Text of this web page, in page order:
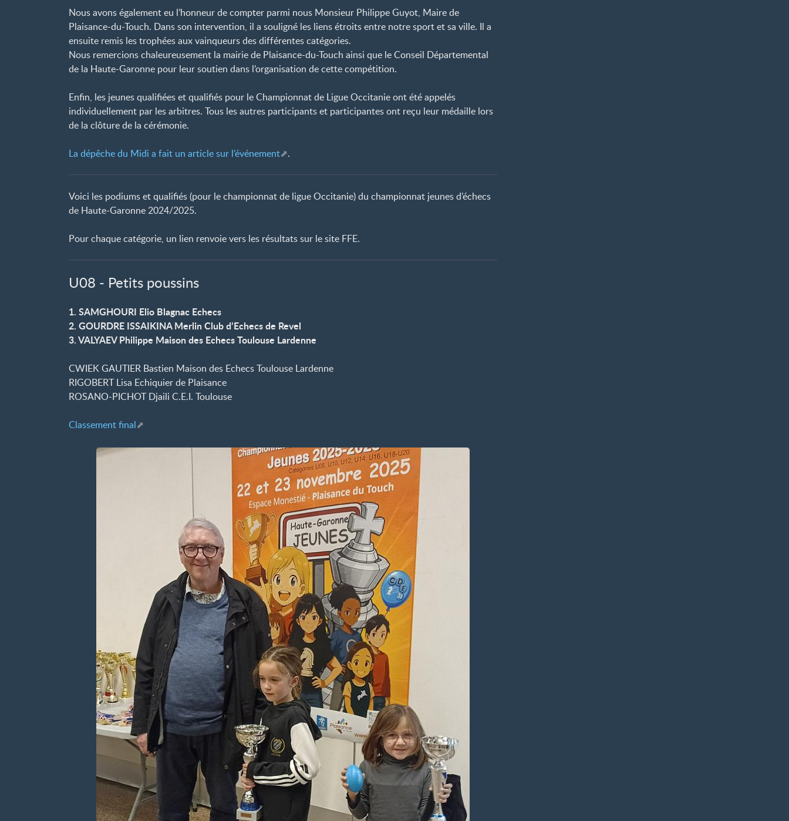
Nous avons également eu l’honneur de compter parmi nous Monsieur Philippe Guyot, Maire de
Plaisance-du-Touch. Dans son intervention, il a souligné les liens étroits entre notre sport et sa ville. Il a
ensuite remis les trophées aux vainqueurs des différentes catégories.
Nous remercions chaleureusement la mairie de Plaisance-du-Touch ainsi que le Conseil Départemental
de la Haute-Garonne pour leur soutien dans l’organisation de cette compétition.
Enfin, les jeunes qualifiées et qualifiés pour le Championnat de Ligue Occitanie ont été appelés
individuellement par les arbitres. Tous les autres participants et participantes ont reçu leur médaille lors
de la clôture de la cérémonie.
La dépêche du Midi a fait un article sur l’événement .
Voici les podiums et qualifiés (pour le championnat de ligue Occitanie) du championnat jeunes d’échecs
de Haute-Garonne 2024/2025.
Pour chaque catégorie, un lien renvoie vers les résultats sur le site FFE.
U08 - Petits poussins
1. SAMGHOURI Elio Blagnac Echecs
2. GOURDRE ISSAIKINA Merlin Club d’Echecs de Revel
3. VALYAEV Philippe Maison des Echecs Toulouse Lardenne
CWIEK GAUTIER Bastien Maison des Echecs Toulouse Lardenne
RIGOBERT Lisa Echiquier de Plaisance
ROSANO-PICHOT Djaili C.E.I. Toulouse
Classement final